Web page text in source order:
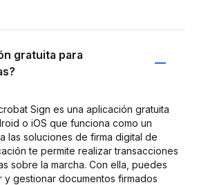
gratuita para
Sign es una aplicación gratuita
o iOS que funciona como un
las soluciones de firma digital de
te permite realizar transacciones
sobre la marcha. Con ella, puedes
y gestionar documentos firmados